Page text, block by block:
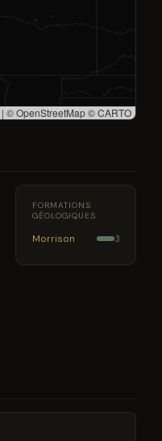
| © OpenStreetMap © CARTO
FORMATIONS
GÉOLOGIQUES
Morrison 3